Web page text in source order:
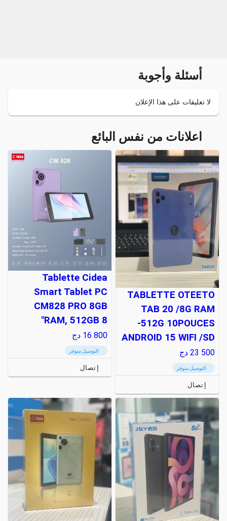
أسئلة وأجوبة
لا تعليقات على هذا الإعلان
اعلانات من نفس البائع
TABLETTE OTEETO
TAB 20 /8G RAM
-512G 10POUCES
ANDROID 15 WIFI /SD
23 500 دج
التوصيل متوفر
إتصال
Tablette Cidea
Smart Tablet PC
CM828 PRO 8GB
RAM, 512GB 8"
16 800 دج
التوصيل متوفر
إتصال